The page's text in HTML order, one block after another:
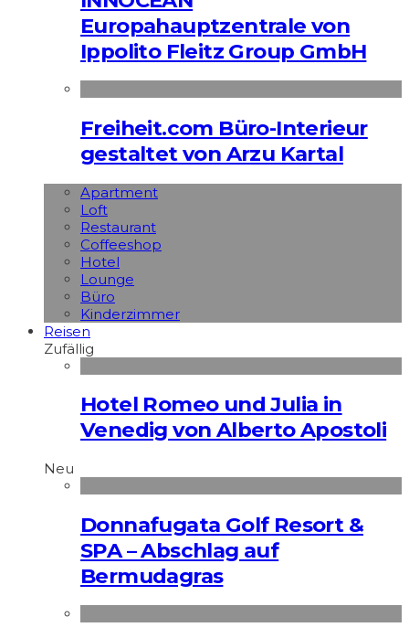
Europahauptzentrale von
Ippolito Fleitz Group GmbH
Freiheit.com Büro-Interieur
gestaltet von Arzu Kartal
Apart­ment
Loft
Restaurant
Coffeeshop
Hotel
Lounge
Büro
Kinderzimmer
Reisen
Zufällig
Hotel Romeo und Julia in
Venedig von Alberto Apostoli
Neu
Donnafugata Golf Resort &
SPA – Abschlag auf
Bermudagras